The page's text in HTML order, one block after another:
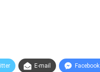
E-mail